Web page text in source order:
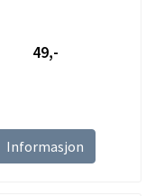
49,-
Informasjon